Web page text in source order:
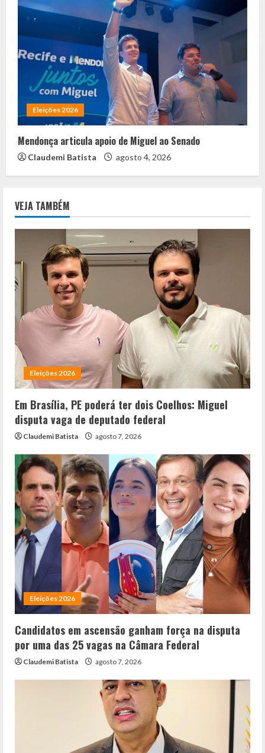
Eleições 2026
Mendonça articula apoio de Miguel ao Senado
Claudemi Batista agosto 4, 2026
VEJA TAMBÉM
Eleições 2026
Em Brasília, PE poderá ter dois Coelhos: Miguel
disputa vaga de deputado federal
Claudemi Batista agosto 7, 2026
Eleições 2026
Candidatos em ascensão ganham força na disputa
por uma das 25 vagas na Câmara Federal
Claudemi Batista agosto 7, 2026